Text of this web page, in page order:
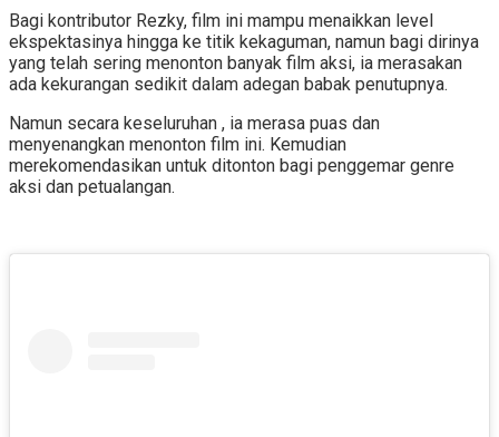
Bagi kontributor Rezky, film ini mampu menaikkan level
ekspektasinya hingga ke titik kekaguman, namun bagi dirinya
yang telah sering menonton banyak film aksi, ia merasakan
ada kekurangan sedikit dalam adegan babak penutupnya.
Namun secara keseluruhan , ia merasa puas dan
menyenangkan menonton film ini. Kemudian
merekomendasikan untuk ditonton bagi penggemar genre
aksi dan petualangan.